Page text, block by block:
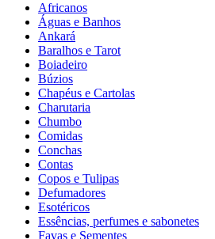
Africanos
Águas e Banhos
Ankará
Baralhos e Tarot
Boiadeiro
Búzios
Chapéus e Cartolas
Charutaria
Chumbo
Comidas
Conchas
Contas
Copos e Tulipas
Defumadores
Esotéricos
Essências, perfumes e sabonetes
Favas e Sementes